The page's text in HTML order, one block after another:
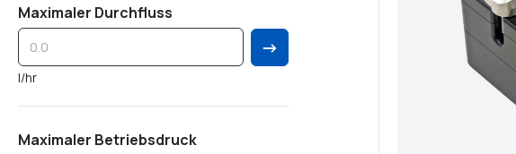
Maximaler Durchfluss
→
l/hr
Maximaler Betriebsdruck